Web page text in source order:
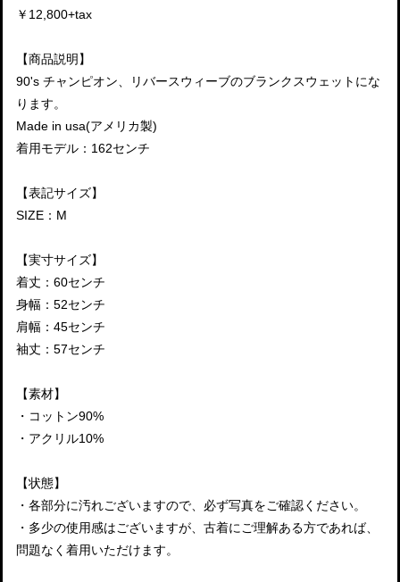
￥12,800+tax
【商品説明】
90's チャンピオン、リバースウィーブのブランクスウェットにな
ります。
Made in usa(アメリカ製)
着用モデル：162センチ
【表記サイズ】
SIZE：M
【実寸サイズ】
着丈：60センチ
身幅：52センチ
肩幅：45センチ
袖丈：57センチ
【素材】
・コットン90%
・アクリル10%
【状態】
・各部分に汚れございますので、必ず写真をご確認ください。
・多少の使用感はございますが、古着にご理解ある方であれば、
問題なく着用いただけます。